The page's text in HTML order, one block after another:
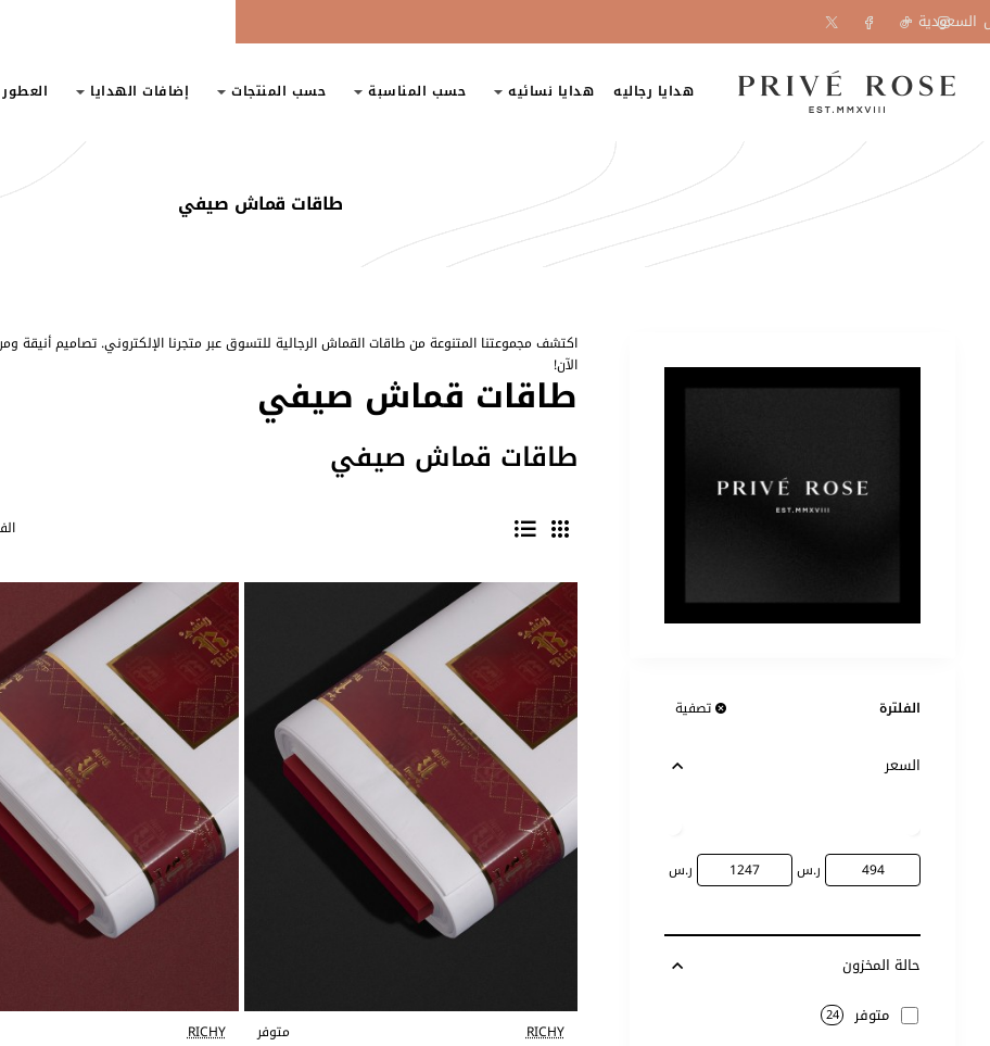
السعودية
هدايا رجاليه هدايا نسائيه حسب المناسبة حسب المنتجات إضافات الهدايا العطور
طاقات قماش صيفي
الفلترة تصفية
السعر
ر.س ر.س
حالة المخزون
متوفر
24
اكتشف مجموعتنا المتنوعة من طاقات القماش الرجالية للتسوق عبر متجرنا الإلكتروني. تصاميم
الآن!
طاقات قماش صيفي
طاقات قماش صيفي
RICHY
متوفر
RICHY